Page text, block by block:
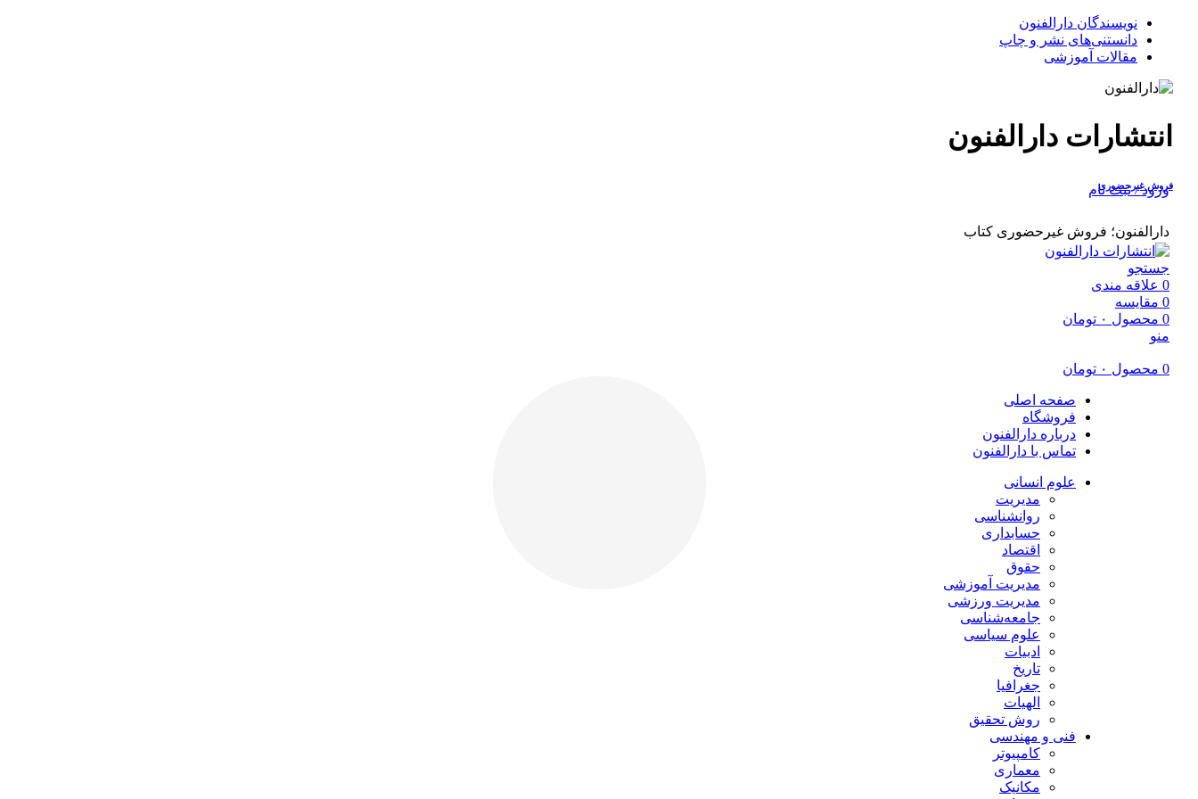
نویسندگان دارالفنون
دانستنی‌های نشر و چاپ
مقالات آموزشی
انتشارات دارالفنون
فروش غیرحضوری
ورود / ثبت نام
دارالفنون؛ فروش غیرحضوری کتاب
جستجو
0 علاقه مندی
0 مقایسه
0 محصول
تومان
منو
0 محصول تومان
صفحه اصلی
فروشگاه
درباره دارالفنون
تماس با دارالفنون
علوم انسانی
مدیریت
روانشناسی
حسابداری
اقتصاد
حقوق
مدیریت آموزشی
مدیریت ورزشی
جامعه‌شناسی
علوم سیاسی
ادبیات
تاریخ
جغرافیا
الهیات
روش تحقیق
فنی و مهندسی
کامپیوتر
معماری
مکانیک